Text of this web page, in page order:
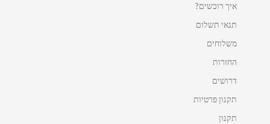
איך רוכשים?
תנאי תשלום
משלוחים
החזרות
דרושים
תקנון פרטיות
תקנון